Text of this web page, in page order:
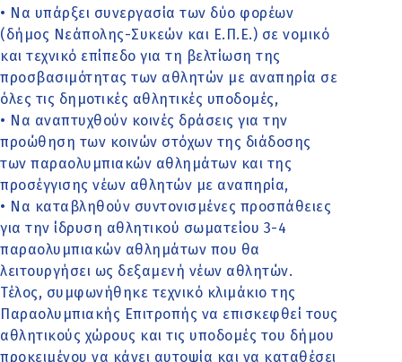
• Να υπάρξει συνεργασία των δύο φορέων
(δήμος Νεάπολης-Συκεών και Ε.Π.Ε.) σε νομικό
και τεχνικό επίπεδο για τη βελτίωση της
προσβασιμότητας των αθλητών με αναπηρία σε
όλες τις δημοτικές αθλητικές υποδομές,
• Να αναπτυχθούν κοινές δράσεις για την
προώθηση των κοινών στόχων της διάδοσης
των παραολυμπιακών αθλημάτων και της
προσέγγισης νέων αθλητών με αναπηρία,
• Να καταβληθούν συντονισμένες προσπάθειες
για την ίδρυση αθλητικού σωματείου 3-4
παραολυμπιακών αθλημάτων που θα
λειτουργήσει ως δεξαμενή νέων αθλητών.
Τέλος, συμφωνήθηκε τεχνικό κλιμάκιο της
Παραολυμπιακής Επιτροπής να επισκεφθεί τους
αθλητικούς χώρους και τις υποδομές του δήμου
προκειμένου να κάνει αυτοψία και να καταθέσει